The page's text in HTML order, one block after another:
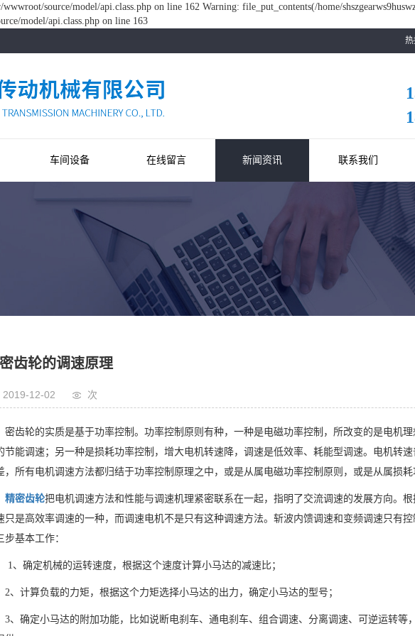
source/model/api.class.php on line 162 Warning: file_put_contents(/home/
model/api.class.php on line 163
车间设备 在线留言 新闻资讯 联系我们
齿轮的调速原理
2019-12-02 次
密齿轮的实质是基于功率控制。功率控制原则有种，一种是电磁功率控制，所改变的是电机理
节能调速；另一种是损耗功率控制，增大电机转速降，调速是低效率、耗能型调速。电机转
，所有电机调速方法都归结于功率控制原理之中，或是从属电磁功率控制原则，或是从属损耗
精密齿轮把电机调速方法和性能与调速机理紧密联系在一起，指明了交流调速的发展方向。
只是高效率调速的一种，而调速电机不是只有这种调速方法。斩波内馈调速和变频调速只有
步基本工作：
1、确定机械的运转速度，根据这个速度计算小马达的减速比；
2、计算负载的力矩，根据这个力矩选择小马达的出力，确定小马达的型号；
3、确定小马达的附加功能，比如说断电刹车、通电刹车、组合调速、分离调速、可逆运转等